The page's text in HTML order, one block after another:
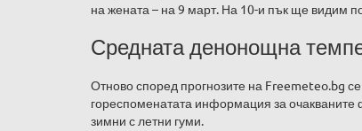
на жената – на 9 март. На 10-и пък ще видим
Средната денонощна
Отново според прогнозите на Freemeteo.bg
гореспоменатата информация за
зимни с летни гуми.